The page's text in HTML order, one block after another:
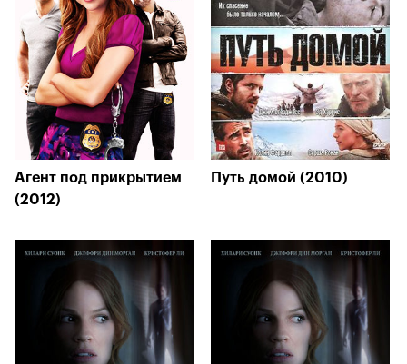
Агент под прикрытием
(2012)
Путь домой (2010)